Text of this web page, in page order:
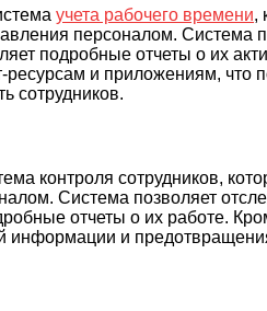
учета рабочего времени,
персоналом. Система
подробные отчеты о их
ресурсам и приложениям, что
сотрудников.
контроля сотрудников,
Система позволяет
отчеты о их работе.
информации и